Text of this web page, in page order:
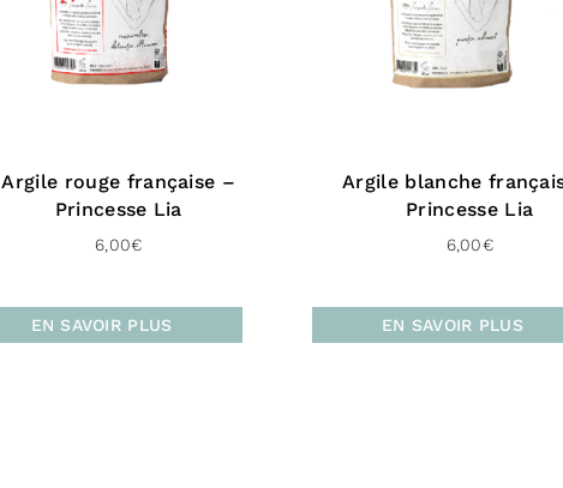
Argile rouge française –
Princesse Lia
6,00€
EN SAVOIR PLUS
Argile blanche
Princesse Lia
6,00€
EN SAVOIR PLUS